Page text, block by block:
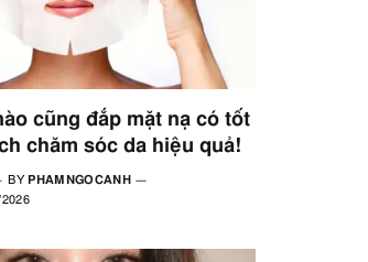
cũng đắp mặt nạ có tốt
chăm sóc da hiệu quả!
BY PHAMNGOCANH